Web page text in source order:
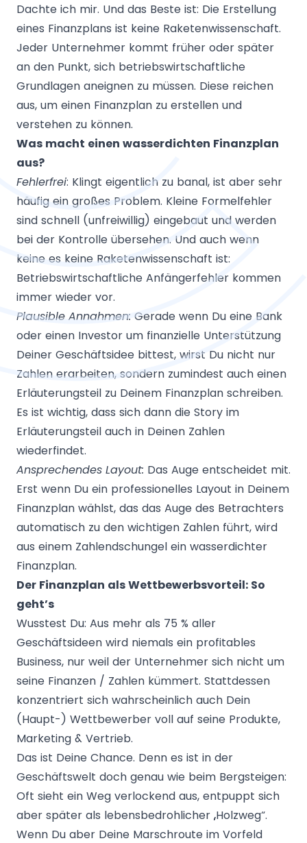
Dachte ich mir. Und das Beste ist: Die Erstellung
eines Finanzplans ist keine Raketenwissenschaft.
Jeder Unternehmer kommt früher oder später
an den Punkt, sich betriebswirtschaftliche
Grundlagen aneignen zu müssen. Diese reichen
aus, um einen Finanzplan zu erstellen und
verstehen zu können.
Was macht einen wasserdichten Finanzplan
aus?
Fehlerfrei: Klingt eigentlich zu banal, ist aber sehr
häufig ein großes Problem. Kleine Formelfehler
sind schnell (unfreiwillig) eingebaut und werden
bei der Kontrolle übersehen. Und auch wenn
keine es keine Raketenwissenschaft ist:
Betriebswirtschaftliche Anfängerfehler kommen
immer wieder vor.
Plausible Annahmen: Gerade wenn Du eine Bank
oder einen Investor um finanzielle Unterstützung
Deiner Geschäftsidee bittest, wirst Du nicht nur
Zahlen erarbeiten, sondern zumindest auch einen
Erläuterungsteil zu Deinem Finanzplan schreiben.
Es ist wichtig, dass sich dann die Story im
Erläuterungsteil auch in Deinen Zahlen
wiederfindet.
Ansprechendes Layout: Das Auge entscheidet mit.
Erst wenn Du ein professionelles Layout in Deinem
Finanzplan wählst, das das Auge des Betrachters
automatisch zu den wichtigen Zahlen führt, wird
aus einem Zahlendschungel ein wasserdichter
Finanzplan.
Der Finanzplan als Wettbewerbsvorteil: So
geht’s
Wusstest Du: Aus mehr als 75 % aller
Geschäftsideen wird niemals ein profitables
Business, nur weil der Unternehmer sich nicht um
seine Finanzen / Zahlen kümmert. Stattdessen
konzentriert sich wahrscheinlich auch Dein
(Haupt-) Wettbewerber voll auf seine Produkte,
Marketing & Vertrieb.
Das ist Deine Chance. Denn es ist in der
Geschäftswelt doch genau wie beim Bergsteigen:
Oft sieht ein Weg verlockend aus, entpuppt sich
aber später als lebensbedrohlicher „Holzweg“.
Wenn Du aber Deine Marschroute im Vorfeld